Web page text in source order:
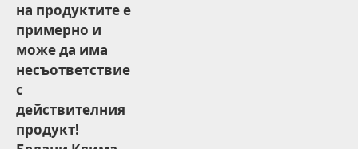
на продуктите е
примерно и
може да има
несъответствие
с
действителния
продукт!